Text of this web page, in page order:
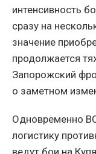
интенсивность
сразу на
значение
продолжается
Запорожский
о заметном
Одновременно
логистику
ведут бои на